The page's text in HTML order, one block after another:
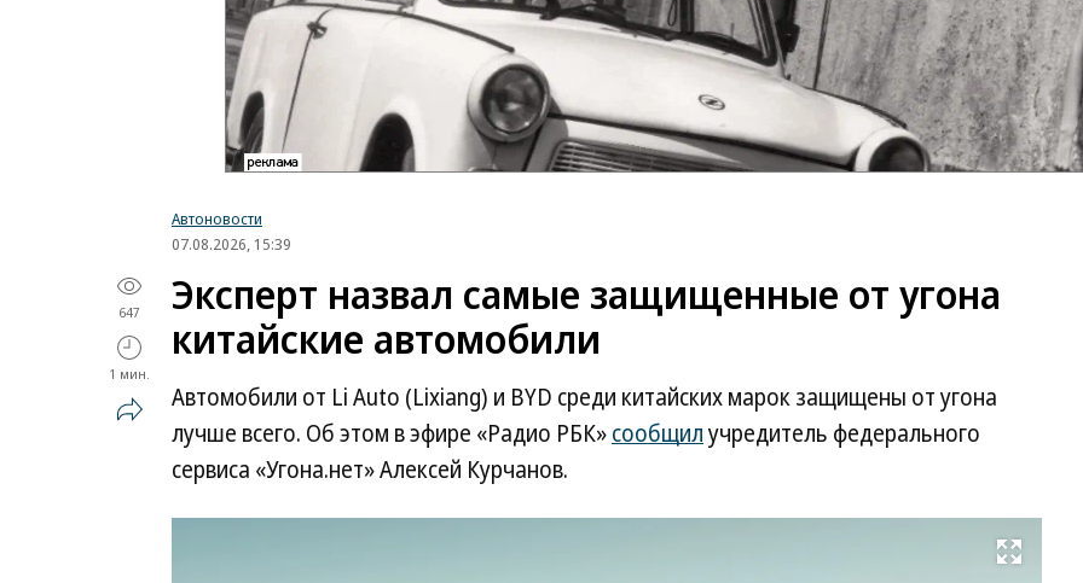
Автоновости
07.08.2026, 15:39
647
1 мин.
Эксперт назвал самые защищенные от угона
китайские автомобили
Автомобили от Li Auto (Lixiang) и BYD среди китайских марок защищены от угона
лучше всего. Об этом в эфире «Радио РБК»сообщилучредитель федерального
сервиса «Угона.нет» Алексей Курчанов.
Развернуть на весь экран